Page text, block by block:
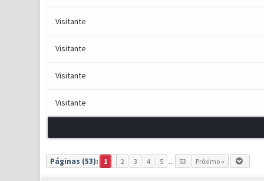
Visitante
Visitante
Visitante
Visitante
Páginas (53): 1 2 3 4 5 ... 53 Próximo »